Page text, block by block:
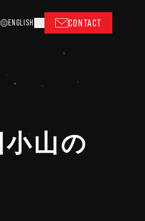
ENGLISH CONTACT
山の